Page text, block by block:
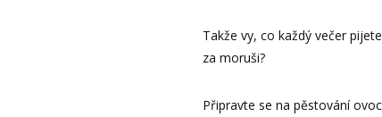
Takže vy, co každý večer
za moruši?
Připravte se na pěstování